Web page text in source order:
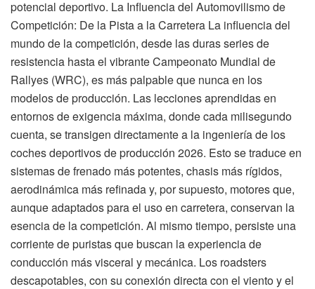
potencial deportivo. La Influencia del Automovilismo de
Competición: De la Pista a la Carretera La influencia del
mundo de la competición, desde las duras series de
resistencia hasta el vibrante Campeonato Mundial de
Rallyes (WRC), es más palpable que nunca en los
modelos de producción. Las lecciones aprendidas en
entornos de exigencia máxima, donde cada milisegundo
cuenta, se transigen directamente a la ingeniería de los
coches deportivos de producción 2026. Esto se traduce en
sistemas de frenado más potentes, chasis más rígidos,
aerodinámica más refinada y, por supuesto, motores que,
aunque adaptados para el uso en carretera, conservan la
esencia de la competición. Al mismo tiempo, persiste una
corriente de puristas que buscan la experiencia de
conducción más visceral y mecánica. Los roadsters
descapotables, con su conexión directa con el viento y el